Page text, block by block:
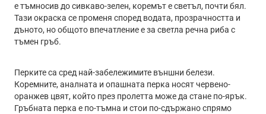
е тъмносив до сивкаво-зелен, коремът е светъл, почти бял.
Тази окраска се променя според водата, прозрачността и
дъното, но общото впечатление е за светла речна риба с
тъмен гръб.
Перките са сред най-забележимите външни белези.
Коремните, аналната и опашната перка носят червено-
оранжев цвят, който през пролетта може да стане по-ярък.
Гръбната перка е по-тъмна и стои по-сдържано спрямо